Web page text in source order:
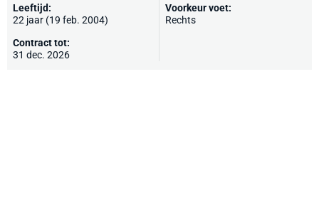
Leeftijd:
22 jaar (19 feb. 2004)
Contract tot:
31 dec. 2026
Voorkeur voet:
Rechts